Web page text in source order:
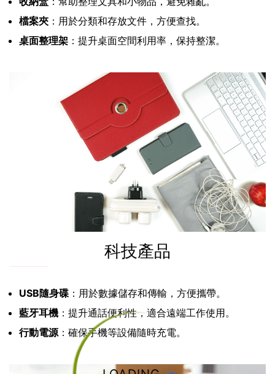
檔案夾 ：用於分類和存放文件，方便查找。
桌面整理架 ：提升桌面空間利用率，保持整潔。
科技產品
USB隨身碟 ：用於數據儲存和傳輸，方便攜帶。
藍牙耳機 ：提升通話便利性，適合遠端工作使用。
行動電源：確保手機等設備隨時充電。